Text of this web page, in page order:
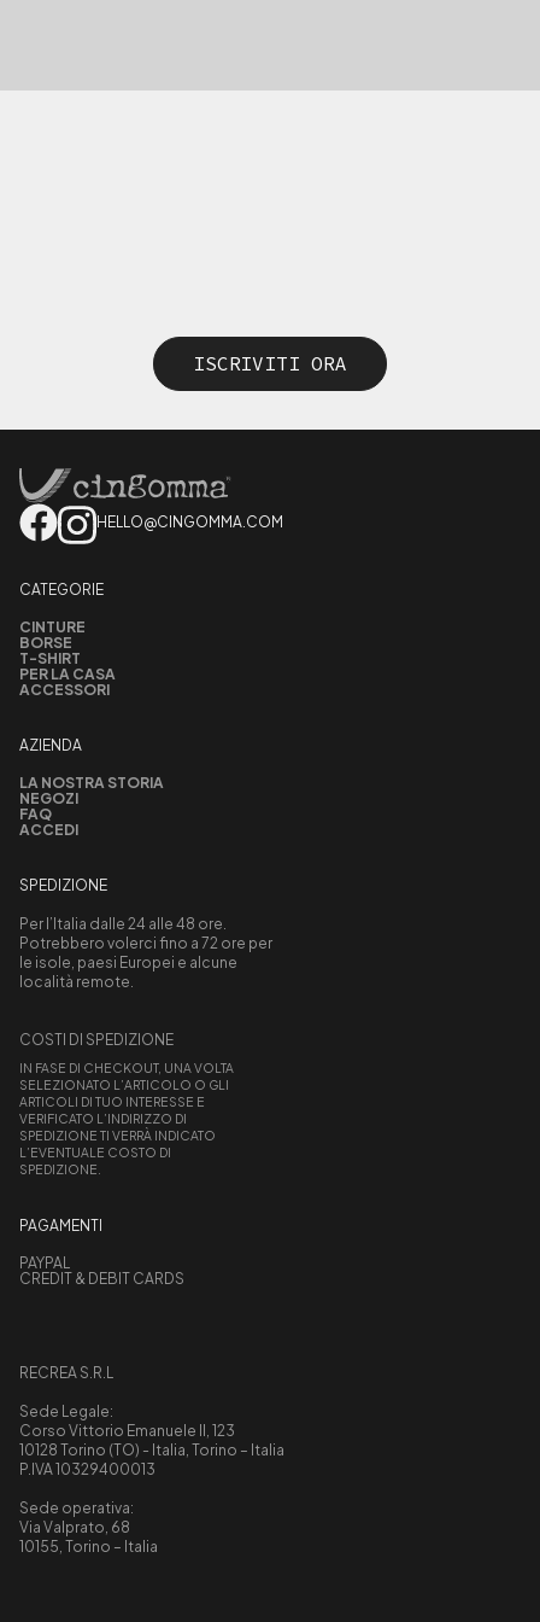
ISCRIVITI ORA
HELLO@CINGOMMA.COM
CATEGORIE
CINTURE
BORSE
T-SHIRT
PER LA CASA
ACCESSORI
AZIENDA
LA NOSTRA STORIA
NEGOZI
FAQ
ACCEDI
SPEDIZIONE
Per l’Italia dalle 24 alle 48 ore.
Potrebbero volerci fino a 72 ore per
le isole, paesi Europei e alcune
località remote.
COSTI DI SPEDIZIONE
IN FASE DI CHECKOUT, UNA VOLTA
SELEZIONATO L’ARTICOLO O GLI
ARTICOLI DI TUO INTERESSE E
VERIFICATO L’INDIRIZZO DI
SPEDIZIONE TI VERRÀ INDICATO
L’EVENTUALE COSTO DI
SPEDIZIONE.
PAGAMENTI
PAYPAL
CREDIT & DEBIT CARDS
RECREA S.R.L
Sede Legale:
Corso Vittorio Emanuele II, 123
10128 Torino (TO) - Italia, Torino – Italia
P.IVA 10329400013
Sede operativa:
Via Valprato, 68
10155, Torino – Italia